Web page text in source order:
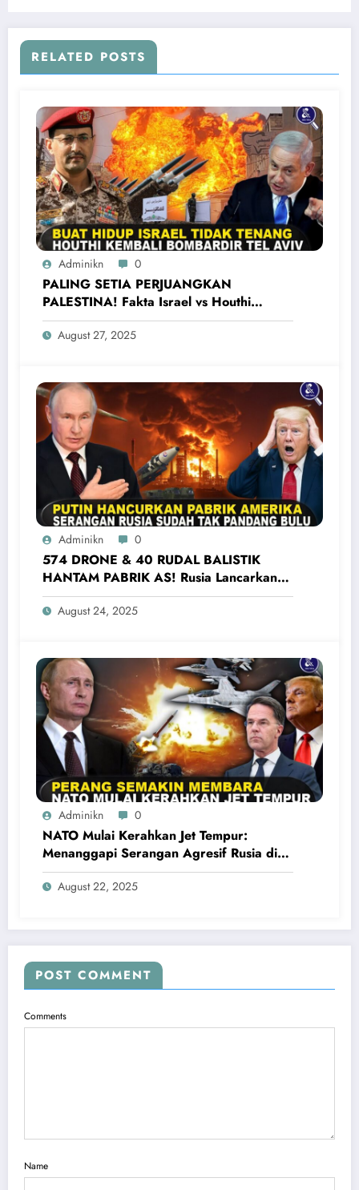
RELATED POSTS
Adminikn 0
PALING SETIA PERJUANGKAN
PALESTINA! Fakta Israel vs Houthi
Yaman Kembali Saling Balas Serangan
August 27, 2025
Adminikn 0
574 DRONE & 40 RUDAL BALISTIK
HANTAM PABRIK AS! Rusia Lancarkan
Serangan Terbesar Ke Ukraina Barat
August 24, 2025
Adminikn 0
NATO Mulai Kerahkan Jet Tempur:
Menanggapi Serangan Agresif Rusia di
Ukraina
August 22, 2025
POST COMMENT
Comments
Name